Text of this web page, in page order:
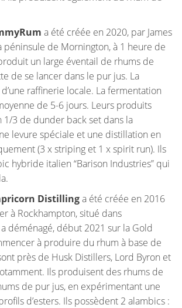
a été créée en 2020, par James
péninsule de Mornington, à 1 heure de
un large éventail de rhums de
de se lancer dans le pur jus. La
raffinerie locale. La fermentation
de 5-6 jours. Leurs produits
1/3 de dunder back set dans la
levure spéciale et une distillation en
(3 x striping et 1 x spirit run). Ils
hybride italien “Barison Industries” qui
Distillinga été créée en 2016
à Rockhampton, situé dans
déménagé, début 2021 sur la Gold
à produire du rhum à base de
près de Husk Distillers, Lord Byron et
Ils produisent des rhums de
de pur jus, en expérimentant une
d’esters. Ils possèdent 2 alambics :